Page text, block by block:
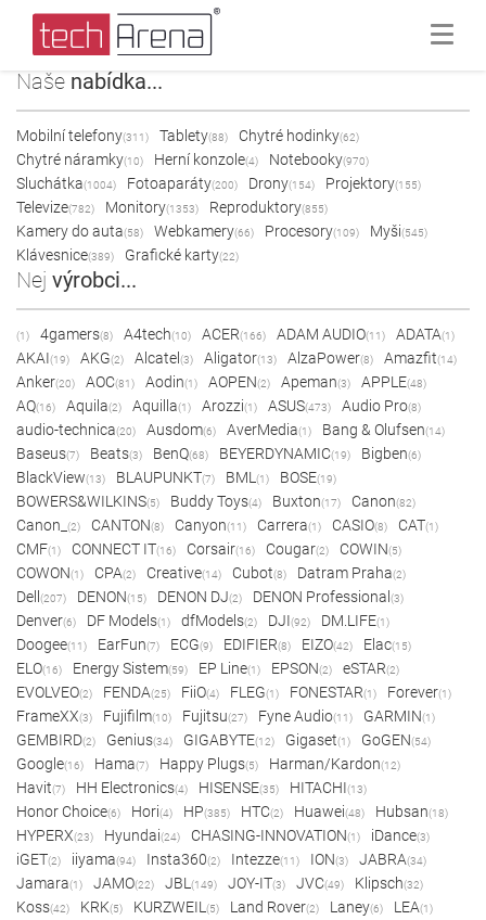
Naše nabídka...
Mobilní telefony(311) Tablety(88) Chytré hodinky(62)
Chytré náramky(10) Herní konzole(4) Notebooky(970)
Sluchátka(1004) Fotoaparáty(200) Drony(154) Projektory(155)
Televize(782) Monitory(1353) Reproduktory(855)
Kamery do auta(58) Webkamery(66) Procesory(109) Myši(545)
Klávesnice(389) Grafické karty(22)
Nej výrobci...
(1) 4gamers(8) A4tech(10) ACER(166) ADAM AUDIO(11) ADATA(1)
AKAI(19) AKG(2) Alcatel (3) Aligator(13) AlzaPower(8) Amazfit(14)
Anker(20) AOC(81) Aodin(1) AOPEN(2) Apeman(3) APPLE(48)
AQ(16) Aquila(2) Aquilla(1) Arozzi(1) ASUS(473) Audio Pro(8)
audio-technica(20) Ausdom(6) AverMedia(1) Bang & Olufsen(14)
Baseus(7) Beats(3) BenQ(68) BEYERDYNAMIC(19) Bigben(6)
BlackView(13) BLAUPUNKT(7) BML (1) BOSE(19)
BOWERS&WILKINS(5) Buddy Toys(4) Buxton(17) Canon(82)
Canon_ (2) CANTON(8) Canyon(11) Carrera(1) CASIO(8) CAT(1)
CMF(1) CONNECT IT(16) Corsair(16) Cougar(2) COWIN(5)
COWON(1) CPA(2) Creative(14) Cubot(8) Datram Praha(2)
Dell (207) DENON(15) DENON DJ(2) DENON Professional (3)
Denver(6) DF Models(1) dfModels(2) DJI(92) DM.LIFE(1)
Doogee(11) EarFun(7) ECG(9) EDIFIER(8) EIZO(42) Elac(15)
ELO(16) Energy Sistem(59) EP Line(1) EPSON(2) eSTAR(2)
EVOLVEO(2) FENDA(25) FiiO(4) FLEG(1) FONESTAR(1) Forever(1)
FrameXX(3) Fujifilm(10) Fujitsu(27) Fyne Audio(11) GARMIN(1)
GEMBIRD(2) Genius(34) GIGABYTE(12) Gigaset(1) GoGEN(54)
Google(16) Hama(7) Happy Plugs(5) Harman/Kardon(12)
Havit(7) HH Electronics(4) HISENSE(35) HITACHI(13)
Honor Choice(6) Hori(4) HP(385) HTC(2) Huawei(48) Hubsan(18)
HYPERX(23) Hyundai(24) CHASING-INNOVATION(1) iDance(3)
iGET(2) iiyama(94) Insta360(2) Intezze(11) ION(3) JABRA(34)
Jamara(1) JAMO(22) JBL (149) JOY-IT(3) JVC(49) Klipsch(32)
Koss(42) KRK(5) KURZWEIL (5) Land Rover(2) Laney(6) LEA(1)